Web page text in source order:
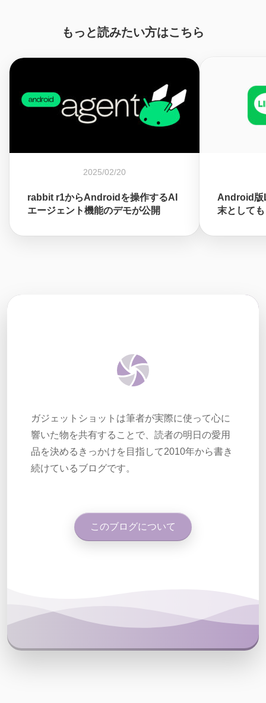
もっと読みたい方はこちら
2025/02/20
rabbit r1からAndroidを操作するAI
エージェント機能のデモが公開
Android版
末として
ガジェットショットは筆者が実際に使って心に
響いた物を共有することで、読者の明日の愛用
品を決めるきっかけを目指して2010年から書き
続けているブログです。
このブログについて